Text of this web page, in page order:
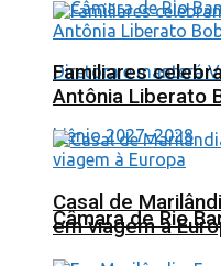
Câmara de Rio
Familiares
Antônia Liberato
Casal de
em viagem à